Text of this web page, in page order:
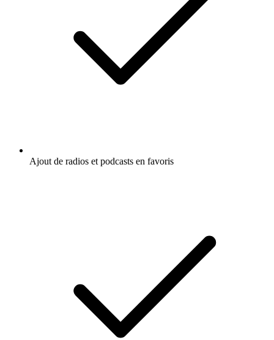
Ajout de radios et podcasts en favoris